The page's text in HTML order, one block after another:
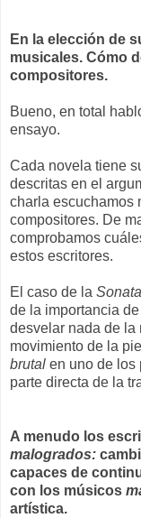
En la elección de
musicales. Cómo
compositores.
Bueno, en total
ensayo.
Cada novela tiene
descritas en el
charla escuchamos
compositores. De
comprobamos
estos escritores.
El caso de la
de la importancia
desvelar nada de la
movimiento de la
brutal en uno de los
parte directa de la
A menudo los
malogrados:
capaces de
con los músicos
artística.